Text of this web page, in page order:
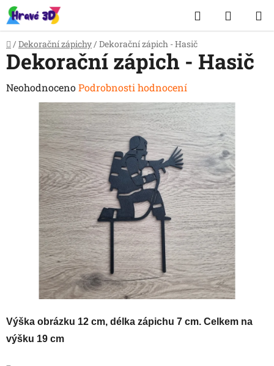
Přejít
na
obsah
Hledat
KOŠÍK
Domů
/ Dekorační zápichy / Dekorační zápich - Hasič
Výška obrázku 12 cm, délka zápichu 7 cm. Celkem na
výšku 19 cm
Dekorační zápich - Hasič
Průměrné
hodnocení
produktu
hvězdiček.
NeohodnocenoPodrobnosti hodnocení